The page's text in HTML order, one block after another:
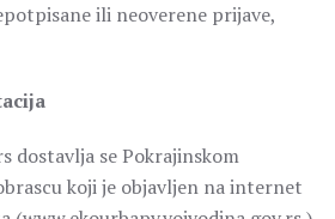
ili neoverene prijave,
dostavlja se Pokrajinskom
koji je objavljen na internet